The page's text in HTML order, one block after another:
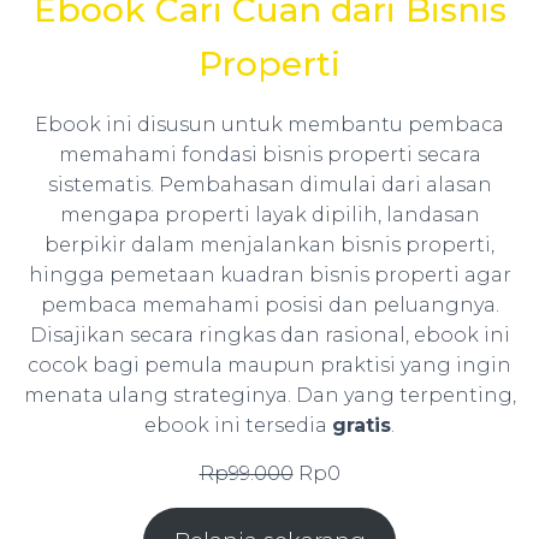
Ebook Cari Cuan dari Bisnis
Properti
Ebook ini disusun untuk membantu pembaca
memahami fondasi bisnis properti secara
sistematis. Pembahasan dimulai dari alasan
mengapa properti layak dipilih, landasan
berpikir dalam menjalankan bisnis properti,
hingga pemetaan kuadran bisnis properti agar
pembaca memahami posisi dan peluangnya.
Disajikan secara ringkas dan rasional, ebook ini
cocok bagi pemula maupun praktisi yang ingin
menata ulang strateginya. Dan yang terpenting,
ebook ini tersedia gratis.
Rp99.000 Harga
aslinya
adalah:
Rp0Harga
saat
ini